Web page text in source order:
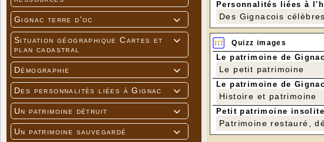

Gignac terre d'oc

Situation géographique Cartes et
plan cadastral

Démographie

Des personnalités liées à Gignac

Un patrimoine détruit

Un patrimoine sauvegardé
Personnalités liées à
Des Gignacois célèbres
Quizz images
Le patrimoine de Gignac
Le petit patrimoine
Le patrimoine de Gignac
Histoire et patrimoine
Petit patrimoine insolite
Patrimoine restauré,